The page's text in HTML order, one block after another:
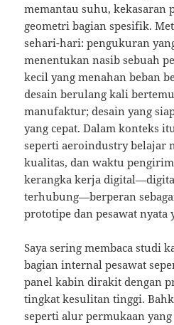
memantau suhu, kekasaran
geometri bagian spesifik.
sehari-hari: pengukuran
menentukan nasib sebuah
kecil yang menahan beban
desain berulang kali
manufaktur; desain yang
yang cepat. Dalam konteks
seperti aeroindustry belajar
kualitas, dan waktu
kerangka kerja
terhubung—berperan
prototipe dan pesawat nyata
Saya sering membaca studi
bagian internal pesawat
panel kabin dirakit dengan
tingkat kesulitan tinggi.
seperti alur permukaan